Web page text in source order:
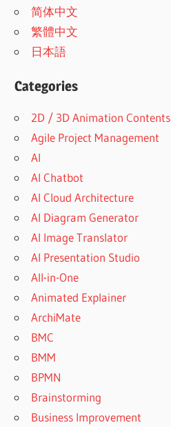
简体中文
繁體中文
日本語
Categories
2D / 3D Animation Contents
Agile Project Management
AI
AI Chatbot
AI Cloud Architecture
AI Diagram Generator
AI Image Translator
AI Presentation Studio
All-in-One
Animated Explainer
ArchiMate
BMC
BMM
BPMN
Brainstorming
Business Improvement